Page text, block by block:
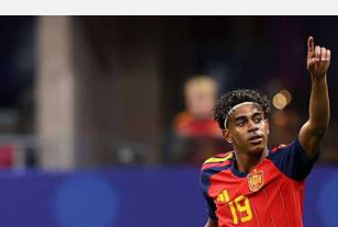
القسم الثاني
رياضات أخرى
آسيا